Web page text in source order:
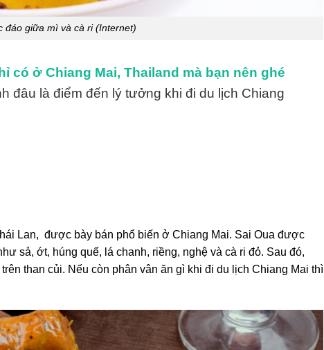
đáo giữa mì và cà ri (Internet)
có ở Chiang Mai, Thailand mà bạn nên ghé
đâu là điểm đến lý tưởng khi đi du lịch Chiang
Lan, được bày bán phổ biến ở Chiang Mai. Sai Oua được
sả, ớt, húng quế, lá chanh, riềng, nghệ và cà ri đỏ. Sau đó,
than củi. Nếu còn phân vân ăn gì khi đi du lịch Chiang Mai thì